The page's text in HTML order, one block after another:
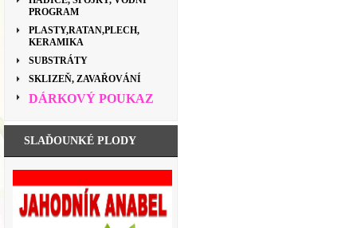
PROGRAM
PLASTY,RATAN,PLECH,
KERAMIKA
SUBSTRÁTY
SKLIZEŇ, ZAVAŘOVÁNÍ
DÁRKOVÝ POUKAZ
SLAĎOUNKÉ PLODY